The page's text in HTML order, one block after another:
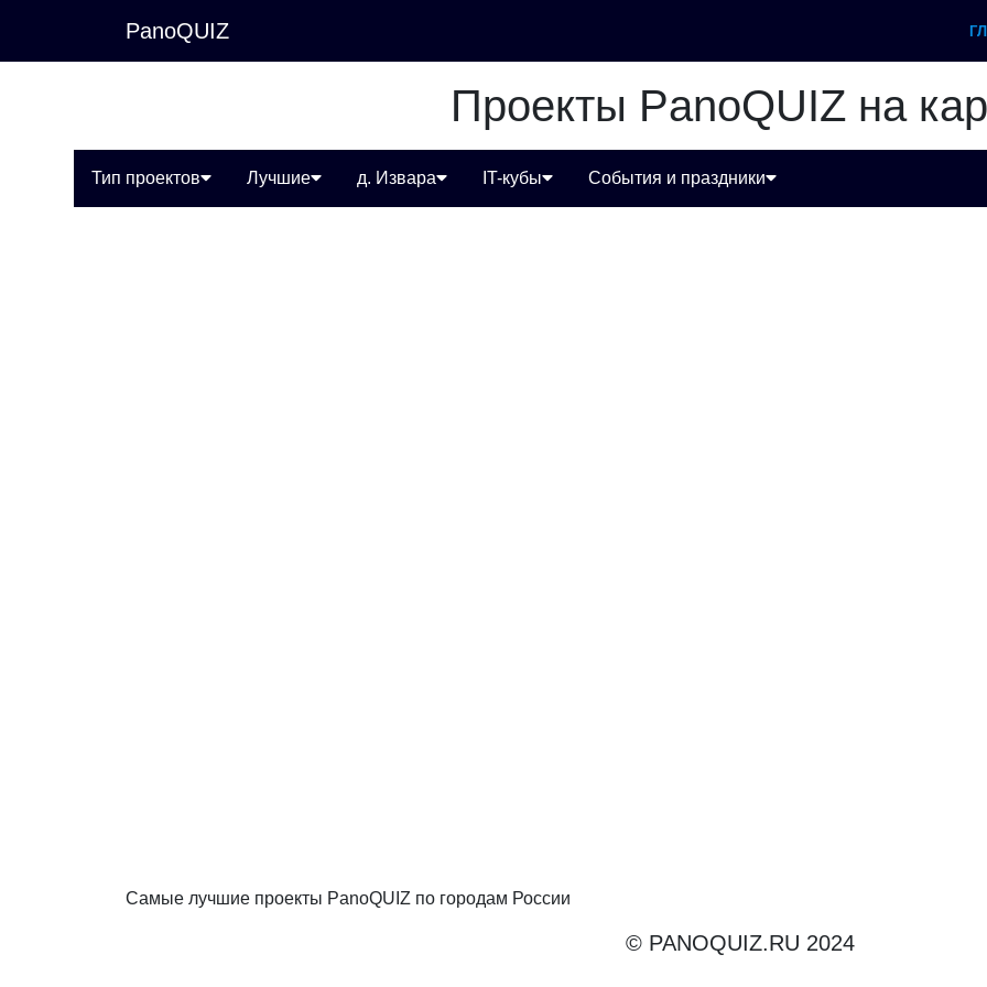
PanoQUIZ
Проекты PanoQUIZ на
Тип проектов Лучшие д. Извара IT-кубы События и праздники
Самые лучшие проекты PanoQUIZ по городам России
© PANOQUIZ.RU 2024